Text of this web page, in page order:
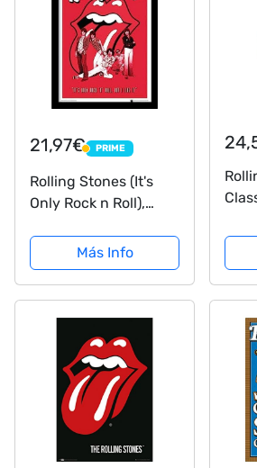
21,97€ PRIME
PRIME
Rolling Stones (It's
Only Rock n Roll),
enmarcada,
multicolor, 30 x 40 cm
Más Info
XXL